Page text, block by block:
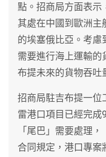
點。招商局方面表示
其處在中國到歐洲主
的埃塞俄比亞。考慮
需要進行海上運輸的
布提未來的貨物吞吐
招商局駐吉布提一位
雷港口項目已經完成
「尾巴」需要處理
合同規定，港口專案